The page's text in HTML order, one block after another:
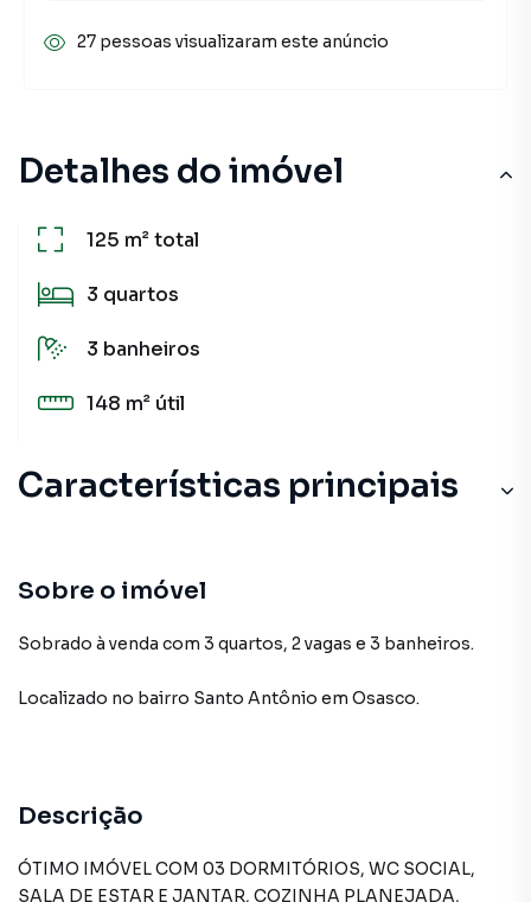
Detalhes do imóvel
125 m²total
3 quartos
3 banheiros
148 m² útil
Características principais
Sobre o imóvel
Sobrado à venda com 3 quartos, 2 vagas e 3 banheiros.
Localizado no bairro Santo Antônio em Osasco.
Descrição
ÓTIMO IMÓVEL COM 03 DORMITÓRIOS, WC SOCIAL,
SALA DE ESTAR E JANTAR, COZINHA PLANEJADA,
27 pessoas visualizaram este anúncio